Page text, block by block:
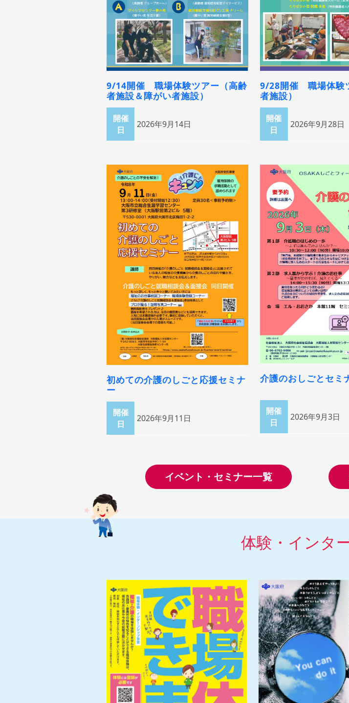
9/14開催 職場体験ツアー（高齢
者施設＆障がい者施設）
開催
日
2026年9月14日
9/28開催 職場体験
者施設）
開催
日
2026年9月28日
初めての介護のしごと応援セミナ
ー
開催
日
2026年9月11日
介護のおしごとセミ
開催
日
2026年9月3日
イベント・セミナー一覧
体験・インタ